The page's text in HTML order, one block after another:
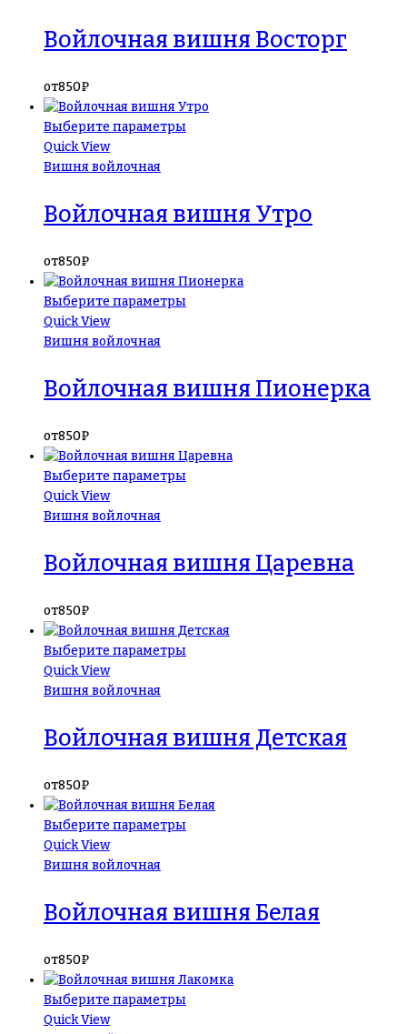
Войлочная вишня Восторг
от850₽
Выберите параметры
Quick View
Вишня войлочная
Войлочная вишня Утро
от850₽
Выберите параметры
Quick View
Вишня войлочная
Войлочная вишня Пионерка
от850₽
Выберите параметры
Quick View
Вишня войлочная
Войлочная вишня Царевна
от850₽
Выберите параметры
Quick View
Вишня войлочная
Войлочная вишня Детская
от850₽
Выберите параметры
Quick View
Вишня войлочная
Войлочная вишня Белая
от850₽
Выберите параметры
Quick View